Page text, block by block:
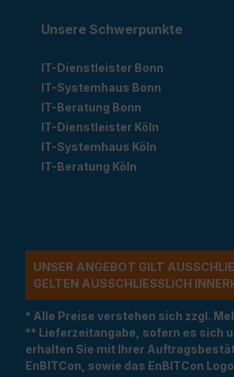
Unsere Schwerpunkte
IT-Dienstleister Bonn
IT-Systemhaus Bonn
IT-Beratung Bonn
IT-Dienstleister Köln
IT-Systemhaus Köln
IT-Beratung Köln
UNSER ANGEBOT GILT
ELTEN AUSSCHLIESSLICH
* Alle Preise verstehen sich zzgl.
** Lieferzeitangabe, sofern es sich
erhalten Sie mit Ihrer
EnBITCon, sowie das EnBITCon